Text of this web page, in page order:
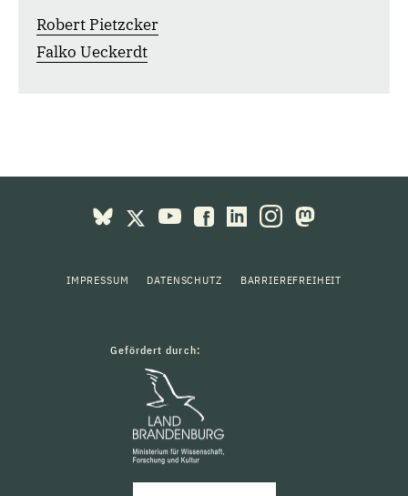
Robert Pietzcker
Falko Ueckerdt
IMPRESSUM DATENSCHUTZ BARRIEREFREIHEIT
Gefördert durch: